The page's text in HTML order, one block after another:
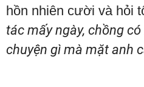
hồn nhiên cười và hỏi
tác mấy ngày, chồng
chuyện gì mà mặt anh